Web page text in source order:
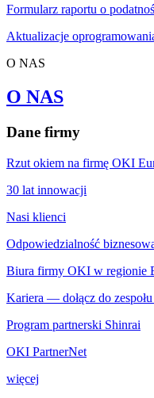
Formularz raportu o
Aktualizacje
O NAS
O NAS
Dane firmy
Rzut okiem na firmę OKI
30 lat innowacji
Nasi klienci
Odpowiedzialność
Biura firmy OKI w regionie
Kariera — dołącz do
Program partnerski Shinrai
OKI PartnerNet
więcej